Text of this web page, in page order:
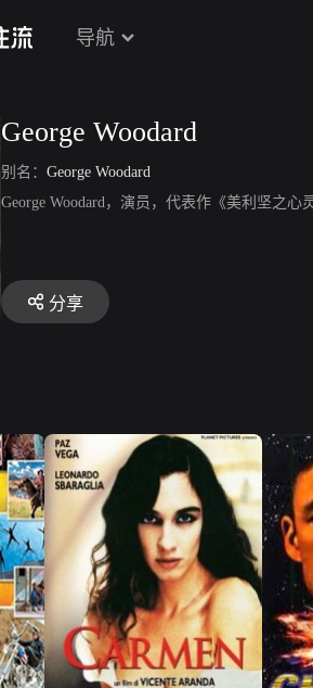
导航
George Woodard
别名： George Woodard
George Woodard，演员，代表作《美利坚之心
分享